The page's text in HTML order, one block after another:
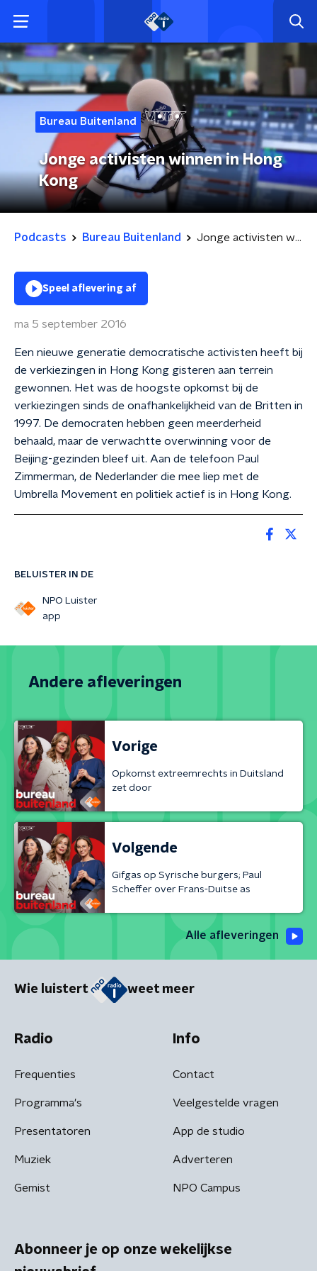
Bureau Buitenland
Jonge activisten winnen in Hong
Kong
Podcasts Bureau Buitenland Jonge activisten winnen in Hong Kong
BELUISTER IN DE
NPO Luister
app
Speel aflevering af
ma 5 september 2016
Een nieuwe generatie democratische activisten heeft bij
de verkiezingen in Hong Kong gisteren aan terrein
gewonnen. Het was de hoogste opkomst bij de
verkiezingen sinds de onafhankelijkheid van de Britten in
1997. De democraten hebben geen meerderheid
behaald, maar de verwachtte overwinning voor de
Beijing-gezinden bleef uit. Aan de telefoon Paul
Zimmerman, de Nederlander die mee liep met de
Umbrella Movement en politiek actief is in Hong Kong.
Andere afleveringen
Vorige
Opkomst extreemrechts in Duitsland
zet door
Volgende
Gifgas op Syrische burgers; Paul
Scheffer over Frans-Duitse as
Alle afleveringen
Wie luistert weet meer
Radio
Frequenties
Programma's
Presentatoren
Muziek
Gemist
Info
Contact
Veelgestelde vragen
App de studio
Adverteren
NPO Campus
Abonneer je op onze wekelijkse